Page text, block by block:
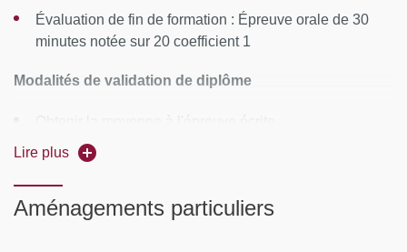
Session 5, 6, 7 OPTION CHIR ORTHOPEDIQUE :
19,20,21 mai 2027
Session 5, 6, 7 OPTION CHIR VISCERALE/TISSUS
Examen 25 juin 2027
Rattrapage 24 septembre 2027
formation tous les deux ans - inscriptions un an
Évaluation de fin de formation : Épreuve orale de 30
minutes notée sur 20 coefficient 1
Modalités de validation de diplôme
Valider son stage pratique (15 jours de stage dans la
Lire plus
Aménagements particuliers